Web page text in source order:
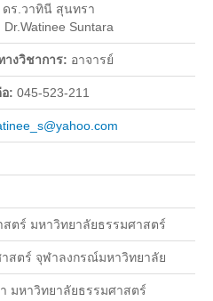
ดร.วาทินี สุนทรา
Dr.Watinee Suntara
างวิชาการ: อาจารย์
: 045-523-211
ร์ มหาวิทยาลัยธรรมศาสตร์
ตร์ จุฬาลงกรณ์มหาวิทยาลัย
มหาวิทยาลัยธรรมศาสตร์